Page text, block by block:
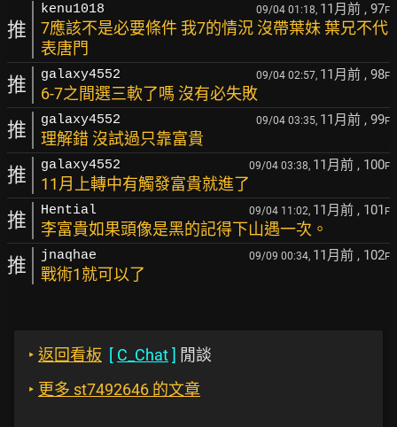
推
kenu1018 09/04 01:18, 11月前 , 97F
7應該不是必要條件 我7的情況 沒帶葉妹 葉兄不代
表唐門
推 galaxy4552 09/04 02:57, 11月前 , 98F
6-7之間選三軟了嗎 沒有必失敗
推 galaxy4552 09/04 03:35, 11月前 , 99F
理解錯 沒試過只靠富貴
推 galaxy4552 09/04 03:38, 11月前 , 100F
11月上轉中有觸發富貴就進了
推 Hential 09/04 11:02, 11月前 , 101 F
李富貴如果頭像是黑的記得下山遇一次。
推 jnaqhae 09/09 00:34, 11月前 , 102F
戰術1就可以了
‣ 返回看板 [ C_Chat] 閒談
‣ 更多 st7492646 的文章